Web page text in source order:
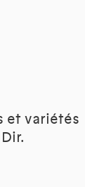
et variétés